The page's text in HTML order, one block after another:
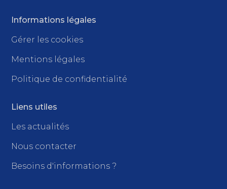
Informations légales
Gérer les cookies
Mentions légales
Politique de confidentialité
Liens utiles
Les actualités
Nous contacter
Besoins d'informations ?